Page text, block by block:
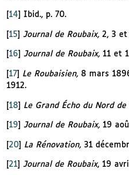
14 Ibid., p. 70.
[15] Journal de Roubaix, 2, 3 et
16 Journal de Roubaix, 11 et
17] Le Roubaisien, 8 mars
1912.
[18] Le Grand Écho du Nord de
19 Journal de Roubaix, 19
[20] La Rénovation, 31
21] Journal de Roubaix, 19